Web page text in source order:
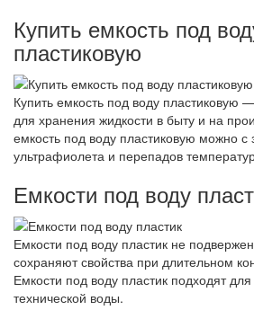
Купить емкость под
пластиковую
Купить емкость под воду пластиковую
для хранения жидкости в быту и на
емкость под воду пластиковую можно с
ультрафиолета и перепадов
Емкости под воду
Емкости под воду пластик не
сохраняют свойства при длительном
Емкости под воду пластик подходят
технической воды.